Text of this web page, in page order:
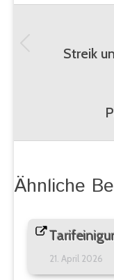
Streik
Ähnliche
21. April 2026